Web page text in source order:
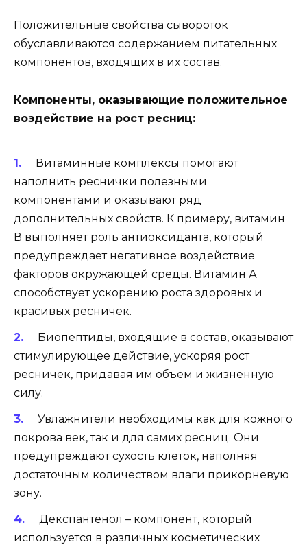
Положительные свойства сывороток
обуславливаются содержанием питательных
компонентов, входящих в их состав.
Компоненты, оказывающие положительное
воздействие на рост ресниц:
Витаминные комплексы помогают
наполнить реснички полезными
компонентами и оказывают ряд
дополнительных свойств. К примеру, витамин
В выполняет роль антиоксиданта, который
предупреждает негативное воздействие
факторов окружающей среды. Витамин А
способствует ускорению роста здоровых и
красивых ресничек.
Биопептиды, входящие в состав, оказывают
стимулирующее действие, ускоряя рост
ресничек, придавая им объем и жизненную
силу.
Увлажнители необходимы как для кожного
покрова век, так и для самих ресниц. Они
предупреждают сухость клеток, наполняя
достаточным количеством влаги прикорневую
зону.
Декспантенол – компонент, который
используется в различных косметических